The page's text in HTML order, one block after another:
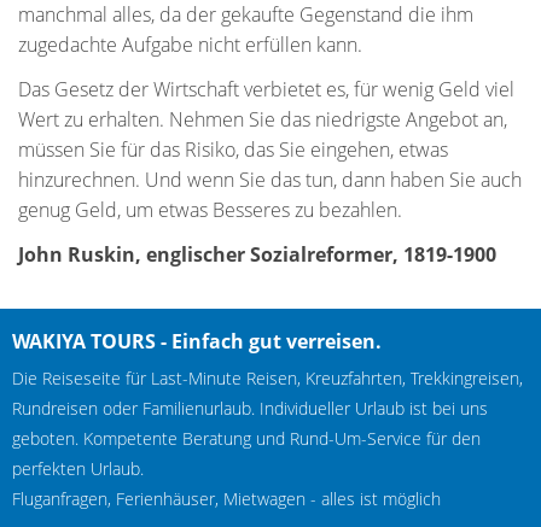
manchmal alles, da der gekaufte Gegenstand die ihm
zugedachte Aufgabe nicht erfüllen kann.
Das Gesetz der Wirtschaft verbietet es, für wenig Geld viel
Wert zu erhalten. Nehmen Sie das niedrigste Angebot an,
müssen Sie für das Risiko, das Sie eingehen, etwas
hinzurechnen. Und wenn Sie das tun, dann haben Sie auch
genug Geld, um etwas Besseres zu bezahlen.
John Ruskin, englischer Sozialreformer, 1819-1900
WAKIYA TOURS - Einfach gut verreisen.
Die Reiseseite für Last-Minute Reisen, Kreuzfahrten, Trekkingreisen,
Rundreisen oder Familienurlaub. Individueller Urlaub ist bei uns
geboten. Kompetente Beratung und Rund-Um-Service für den
perfekten Urlaub.
Fluganfragen, Ferienhäuser, Mietwagen - alles ist möglich